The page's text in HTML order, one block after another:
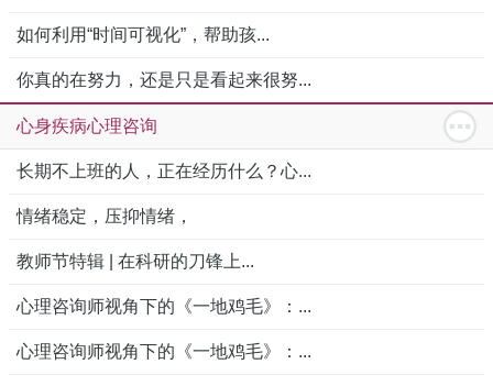
如何利用“时间可视化”，帮助孩...
你真的在努力，还是只是看起来很努...
心身疾病心理咨询
长期不上班的人，正在经历什么？心...
情绪稳定，压抑情绪，
教师节特辑 | 在科研的刀锋上...
心理咨询师视角下的《一地鸡毛》：...
心理咨询师视角下的《一地鸡毛》：...